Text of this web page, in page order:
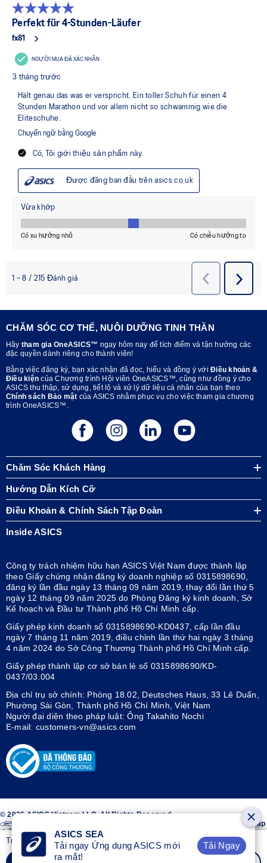
Trở thành thành viên OneASICS™ để mua hàng
CHĂM SÓC CƠ THỂ, NUÔI DƯỠNG TINH THẦN
Hãy tham gia OneASICS™ ngay hôm nay để tích điểm và tận hưởng các
đặc quyền dành riêng cho thành viên!
Bằng việc đăng ký, bạn xác nhận đã đọc, hiểu và đồng ý với Điều khoản &
Điều kiện của Chương trình Hội viên OneASICS™, cũng như đồng ý cho
ASICS thu thập, sử dụng, tiết lộ và xử lý dữ liệu cá nhân của bạn theo
Chính sách Bảo mật của ASICS nhằm phục vụ cho việc tham gia chương
trình OneASICS™.
Chăm Sóc Khách Hàng
Hướng Dẫn Kích Cỡ
Điều Khoản & Chính Sách Tập Đoàn
Inside ASICS
Công ty trách nhiệm hữu hạn ASICS Việt Nam được thành lập
theo Giấy chứng nhận đăng ký doanh nghiệp số 0315898690,
đăng ký lần đầu ngày 13 tháng 09 năm 2019, thay đổi lần thứ 5
ngày 12 tháng 09 năm 2025 do Phòng Đăng ký kinh doanh, Sở
Kế hoạch và Đầu tư Thành phố Hồ Chí Minh cấp.
Giấy phép kinh doanh số 0315898690-KD0437, cấp lần đầu
ngày 7 tháng 11 năm 2019, điều chỉnh lần thứ hai ngày 3 tháng
4 năm 2024 do Sở Công Thương Thành phố Hồ Chí Minh cấp.
Giấy phép thành lập cơ sở bán lẻ số 0315898690/KD-
0437/03.004
Địa chỉ trụ sở chính: Phòng 18.02, Deutsches Haus, 33 Lê Duẩn,
Phường Sài Gòn, Thành phố Hồ Chí Minh, Việt Nam
Người đại diện theo pháp luật: Ông Takahito Nochi
E-mail: customers-vn@asics.com
© 2026 ASICS Vietnam LLC. All Rights Reserved.
Thiết kế sọc trên hai bên giày ASICS® là nhãn hiệu đã đăng ký của Tập
đoàn ASICS.
ASICS SEA
Tải ngay Ứng dụng ASICS mới
ra mắt!
Tải Ngay